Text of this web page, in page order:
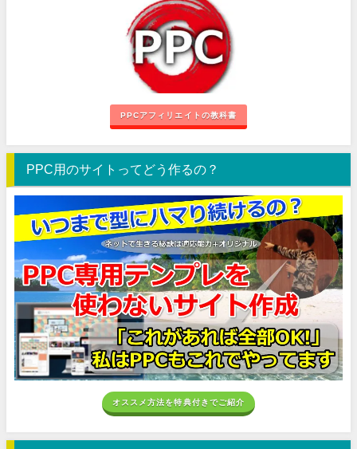
PPCアフィリエイトの教科書
PPC用のサイトってどう作るの？
オススメ方法を特典付きでご紹介